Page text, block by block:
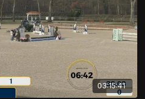
03:15:41